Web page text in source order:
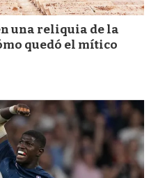
una reliquia de la
quedó el mítico